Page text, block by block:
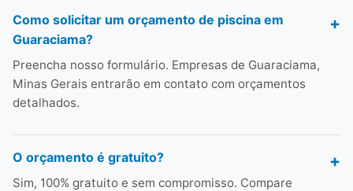
Como solicitar um orçamento de piscina em
Guaraciama?
Preencha nosso formulário. Empresas de Guaraciama,
Minas Gerais entrarão em contato com orçamentos
detalhados.
O orçamento é gratuito?
Sim, 100% gratuito e sem compromisso. Compare